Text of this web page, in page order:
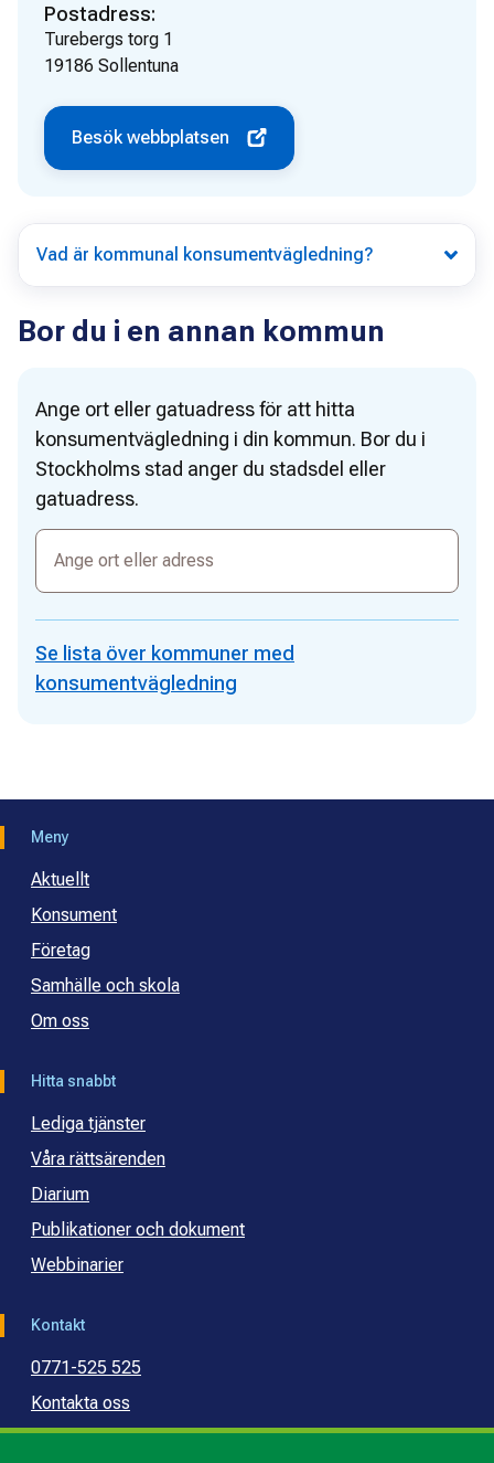
Postadress:
Turebergs torg 1
19186 Sollentuna
Besök webbplatsen
Vad är kommunal konsumentvägledning?
Bor du i en annan kommun
Ange ort eller gatuadress för att hitta
konsumentvägledning i din kommun. Bor du i
Stockholms stad anger du stadsdel eller
gatuadress.
Ange
eller
adress
Se lista över kommuner med
konsumentvägledning
Meny
Aktuellt
Konsument
Företag
Samhälle och skola
Om oss
Hitta snabbt
Lediga tjänster
Våra rättsärenden
Diarium
Publikationer och dokument
Webbinarier
Kontakt
0771-525 525
Kontakta oss
Press